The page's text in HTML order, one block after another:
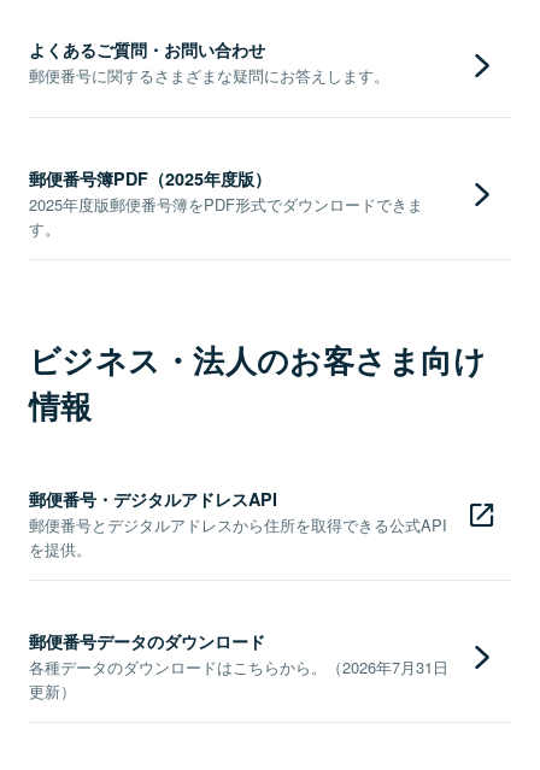
よくあるご質問・お問い合わせ
郵便番号に関するさまざまな疑問にお答えします。
郵便番号簿PDF（2025年度版）
2025年度版郵便番号簿をPDF形式でダウンロードできま
す。
ビジネス・法人のお客さま向け
情報
郵便番号・デジタルアドレスAPI
郵便番号とデジタルアドレスから住所を取得できる公式API
を提供。
郵便番号データのダウンロード
各種データのダウンロードはこちらから。（2026年7月31日
更新）